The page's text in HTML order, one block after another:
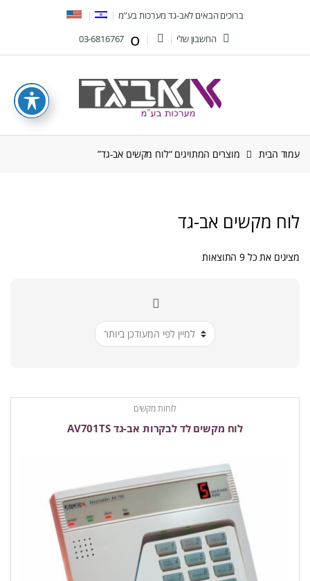
ברוכים הבאים לאב-גד מערכות בע”מ
החשבון שלי
עמוד הבית מוצרים המתויגים “לוח מקשים אב-גד”
לוח מקשים אב-גד
מציגים את כל ⁦9⁩ התוצאות
ממוין
ביותר
לוחות מקשים
לוח מקשים לד לבקרות אב-גד AV701TS